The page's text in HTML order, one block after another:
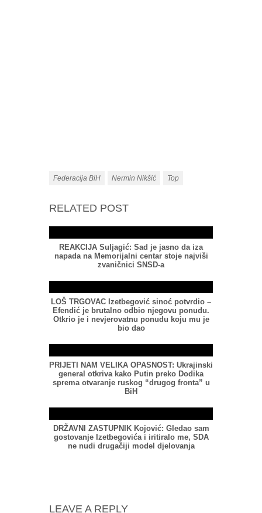
Federacija BiH Nermin Nikšić Top
RELATED POST
REAKCIJA Suljagić: Sad je jasno da iza
napada na Memorijalni centar stoje najviši
zvaničnici SNSD-a
LOŠ TRGOVAC Izetbegović sinoć potvrdio –
Efendić je brutalno odbio njegovu ponudu.
Otkrio je i nevjerovatnu ponudu koju mu je
bio dao
PRIJETI NAM VELIKA OPASNOST: Ukrajinski
general otkriva kako Putin preko Dodika
sprema otvaranje ruskog “drugog fronta” u
BiH
DRŽAVNI ZASTUPNIK Kojović: Gledao sam
gostovanje Izetbegovića i iritiralo me, SDA
ne nudi drugačiji model djelovanja
LEAVE A REPLY